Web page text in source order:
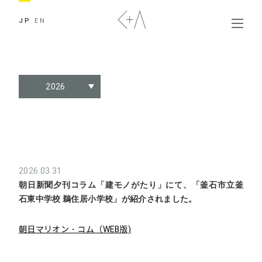
JP EN
2026
2026.03.31
朝日新聞夕刊コラム「建モノがたり」にて、「釜石市立釜
石東中学校 鵜住居小学校」が紹介されました。
朝日マリオン・コム（WEB版)